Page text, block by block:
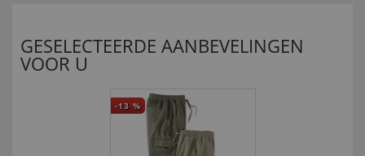
GESELECTEERDE AANBEVELINGEN
VOOR U
-13%